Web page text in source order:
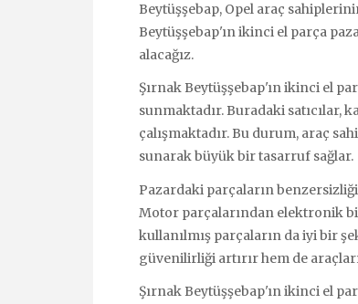
Beytüşşebap, Opel araç
Beytüşşebap'ın ikinci el parça
alacağız.
Şırnak Beytüşşebap'ın ikinci el
sunmaktadır. Buradaki satıcılar,
çalışmaktadır. Bu durum, araç
sunarak büyük bir tasarruf sağlar.
Pazardaki parçaların
Motor parçalarından elektronik
kullanılmış parçaların da iyi bir
güvenilirliği artırır hem de
Şırnak Beytüşşebap'ın ikinci el